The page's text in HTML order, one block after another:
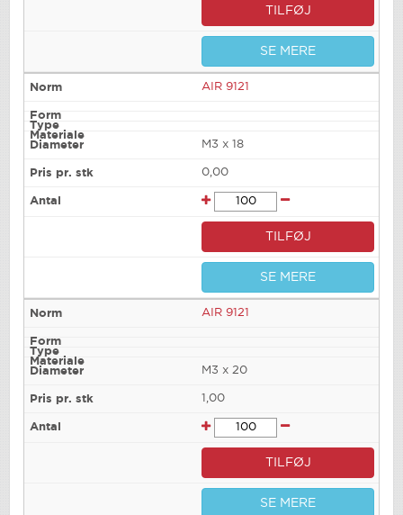
TILFØJ
SE MERE
AIR 9121
M3 x 18
0,00
TILFØJ
SE MERE
AIR 9121
M3 x 20
1,00
TILFØJ
SE MERE